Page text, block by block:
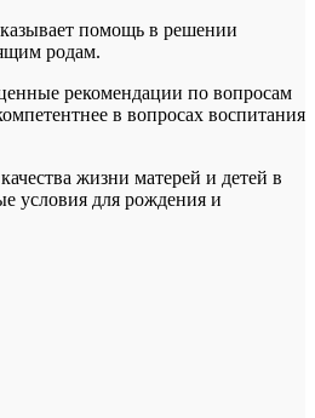
помощь в решении
родам.
рекомендации по вопросам
в вопросах воспитания
жизни матерей и детей в
условия для рождения и